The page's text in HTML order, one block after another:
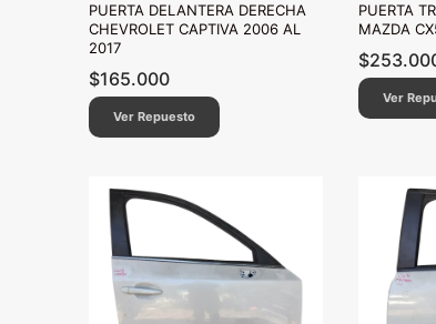
PUERTA DELANTERA DERECHA
CHEVROLET CAPTIVA 2006 AL
2017
$165.000
Ver Repuesto
PUERTA
MAZDA
$
Ver